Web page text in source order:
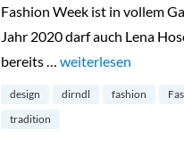
Fashion Week ist in vollem
Jahr 2020 darf auch Lena
bereits … „Lena Hoschek Pop
weiterlesen
design dirndl fashion
tradition